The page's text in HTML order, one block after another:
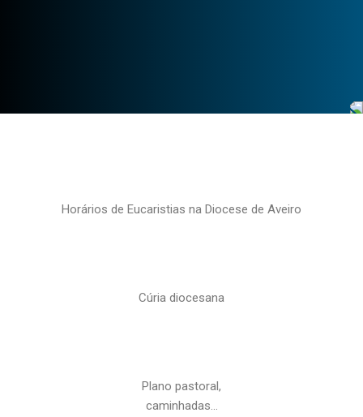
Horários de Eucaristias na Diocese de Aveiro
Cúria diocesana
Plano pastoral,
caminhadas…